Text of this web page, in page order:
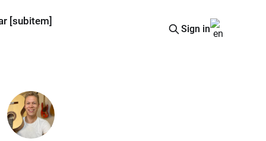
[subitem]
Sign in